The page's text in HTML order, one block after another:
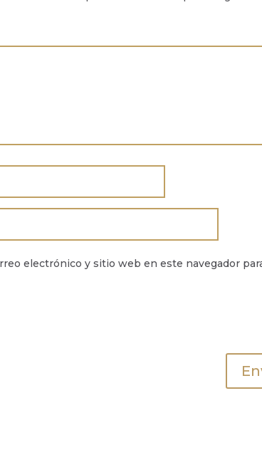
electrónico y sitio web en este navegador